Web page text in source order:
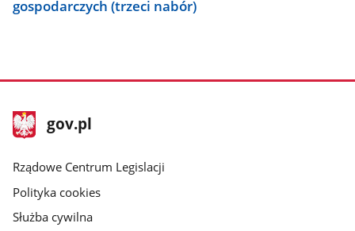
gospodarczych (trzeci nabór)
stopka
gov.plStrona
gov.pl
Rządowe Centrum Legislacji
Polityka cookies
Służba cywilna